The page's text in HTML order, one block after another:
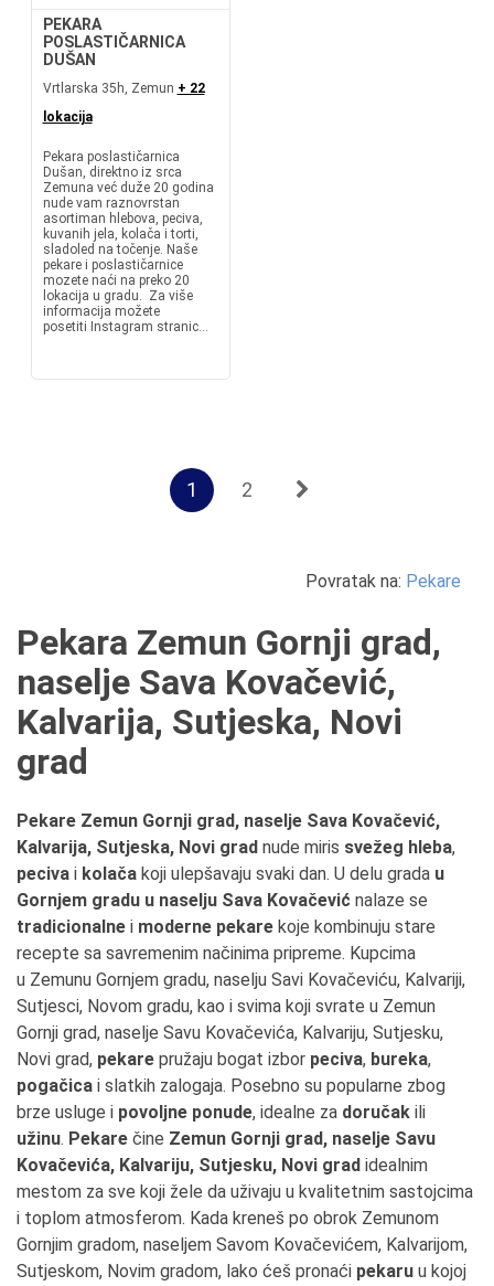
PEKARA
POSLASTIČARNICA
DUŠAN
Vrtlarska 35h, Zemun + 22
lokacija
Pekara poslastičarnica
Dušan, direktno iz srca
Zemuna već duže 20 godina
nude vam raznovrstan
asortiman hlebova, peciva,
kuvanih jela, kolača i torti,
sladoled na točenje. Naše
pekare i poslastičarnice
mozete naći na preko 20
lokacija u gradu. Za više
informacija možete
posetiti Instagram stranic...
1 2
Povratak na: Pekare
Pekara Zemun Gornji grad,
naselje Sava Kovačević,
Kalvarija, Sutjeska, Novi
grad
Pekare Zemun Gornji grad, naselje Sava Kovačević,
Kalvarija, Sutjeska, Novi grad nude miris svežeg hleba,
peciva i kolača koji ulepšavaju svaki dan. U delu grada u
Gornjem gradu u naselju Sava Kovačević nalaze se
tradicionalne i moderne pekare koje kombinuju stare
recepte sa savremenim načinima pripreme. Kupcima
u Zemunu Gornjem gradu, naselju Savi Kovačeviću, Kalvariji,
Sutjesci, Novom gradu, kao i svima koji svrate u Zemun
Gornji grad, naselje Savu Kovačevića, Kalvariju, Sutjesku,
Novi grad, pekare pružaju bogat izbor peciva, bureka,
pogačica i slatkih zalogaja. Posebno su popularne zbog
brze usluge i povoljne ponude, idealne za doručak ili
užinu. Pekare čine Zemun Gornji grad, naselje Savu
Kovačevića, Kalvariju, Sutjesku, Novi grad idealnim
mestom za sve koji žele da uživaju u kvalitetnim sastojcima
i toplom atmosferom. Kada kreneš po obrok Zemunom
Gornjim gradom, naseljem Savom Kovačevićem, Kalvarijom,
Sutjeskom, Novim gradom, lako ćeš pronaći pekaru u kojoj